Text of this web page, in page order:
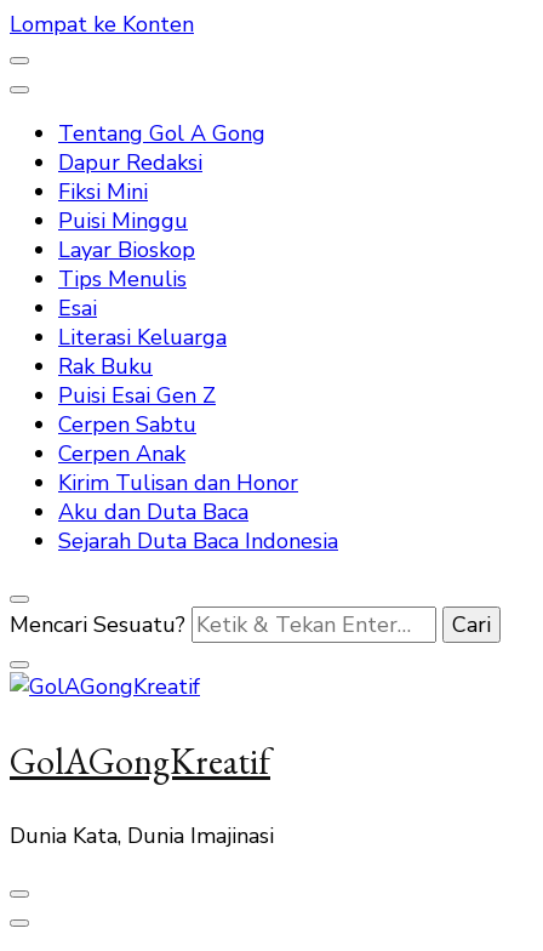
Lompat ke Konten
Tentang Gol A Gong
Dapur Redaksi
Fiksi Mini
Puisi Minggu
Layar Bioskop
Tips Menulis
Esai
Literasi Keluarga
Rak Buku
Puisi Esai Gen Z
Cerpen Sabtu
Cerpen Anak
Kirim Tulisan dan Honor
Aku dan Duta Baca
Sejarah Duta Baca Indonesia
Mencari Sesuatu?
GolAGongKreatif
Dunia Kata, Dunia Imajinasi